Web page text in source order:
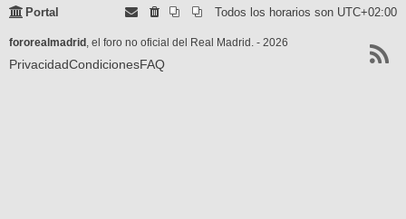
Portal Todos los horarios son UTC+02:00
fororealmadrid , el foro no oficial del Real Madrid. - 2026
PrivacidadCondicionesFAQ